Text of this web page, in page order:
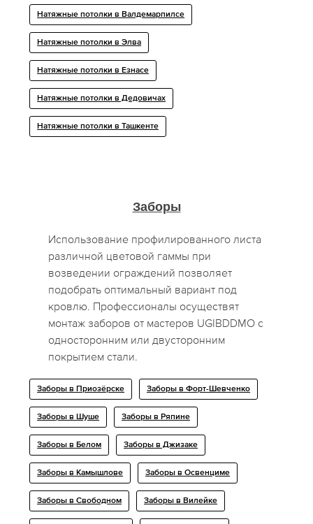
Натяжные потолки в Валдемарпилсе
Натяжные потолки в Элва
Натяжные потолки в Езнасе
Натяжные потолки в Дедовичах
Натяжные потолки в Ташкенте
Заборы
Использование профилированного листа
различной цветовой гаммы при
возведении ограждений позволяет
подобрать оптимальный вариант под
кровлю. Профессионалы осуществят
монтаж заборов от мастеров UGIBDDMO с
односторонним или двусторонним
покрытием стали.
Заборы в Приозёрске Заборы в Форт-Шевченко
Заборы в Шуше Заборы в Ряпине
Заборы в Белом Заборы в Джизаке
Заборы в Камышлове Заборы в Освенциме
Заборы в Свободном Заборы в Вилейке